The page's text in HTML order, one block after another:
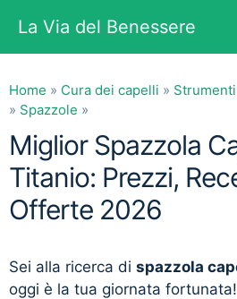
contenuto
La Via del Benessere
Home » Cura dei capelli »
» Spazzole »
Miglior Spazzola
Titanio: Prezzi,
Offerte 2026
Sei alla ricerca di spazzola
oggi è la tua giornata fortunata!